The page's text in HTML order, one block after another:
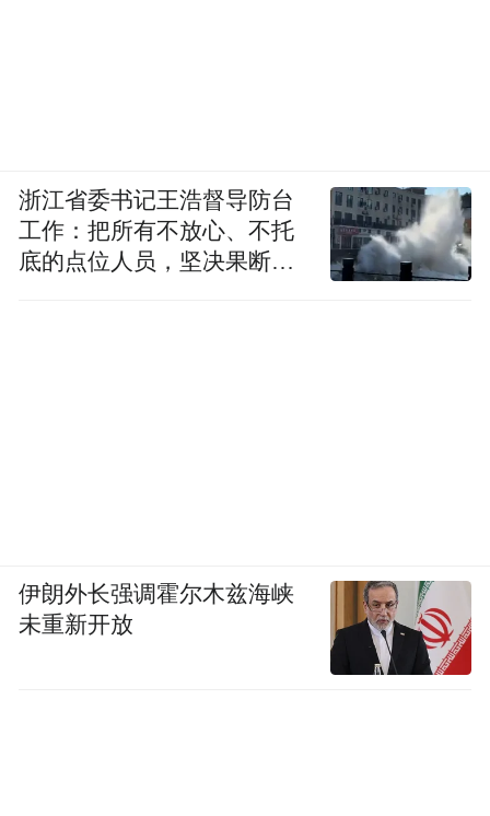
浙江省委书记王浩督导防台
工作：把所有不放心、不托
底的点位人员，坚决果断转
伊朗外长强调霍尔木兹海峡
未重新开放